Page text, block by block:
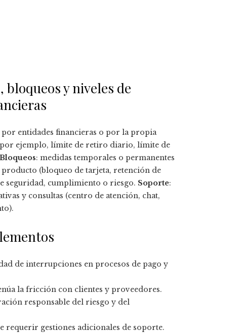
y niveles de
entidades financieras o por la propia
ejemplo, límite de retiro diario, límite de
Bloqueos: medidas temporales o permanentes
(bloqueo de tarjeta, retención de
seguridad, cumplimiento o riesgo. Soporte:
y consultas (centro de atención, chat,
de interrupciones en procesos de pago y
la fricción con clientes y proveedores.
responsable del riesgo y del
requerir gestiones adicionales de soporte.